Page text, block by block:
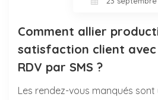
Comment allier
satisfaction client
RDV par SMS ?
Les rendez-vous manqués